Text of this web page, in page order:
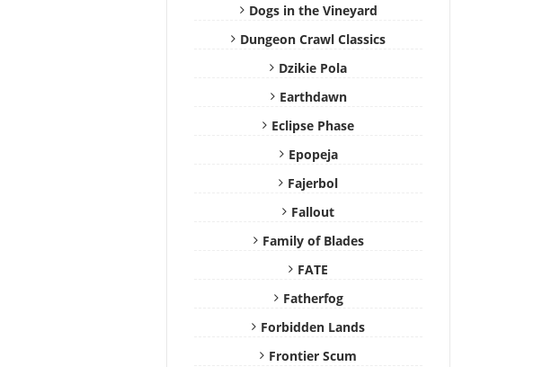
Dogs in the Vineyard
Dungeon Crawl Classics
Dzikie Pola
Earthdawn
Eclipse Phase
Epopeja
Fajerbol
Fallout
Family of Blades
FATE
Fatherfog
Forbidden Lands
Frontier Scum